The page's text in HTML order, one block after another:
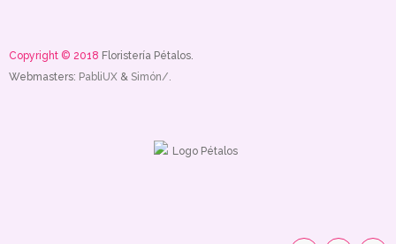
Copyright © 2018 Floristería Pétalos.
Webmasters: PabliUX & Simón/.